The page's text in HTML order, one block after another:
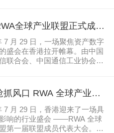
任主持人，会议以"让AI嵌入企
程"为主题，聚焦人工智能在广
场...
员来校作学术报告。机器人学
城市学院、师范学院、生化学
学院师生百余人参加了本次讲
开场，该校姚登峰教授致欢迎
毓睿研究员的到来表示热烈欢
、用户体验与工程范式。面向
校将持续推进跨学院合作与前
学，让学生在真实...
全球产业联盟正式成立
一届联盟成员代表大会
7 月 29 日，一场聚焦资产数字
盛会在香港拉开帷幕。由中国
联合会、中国通信工业协会悉
产业工作委员会、数字经济共
家机构携手发起的香港 RWA
联盟，在这一天正式宣告成
功召开第一届联盟成员代表大
产数字化产业的发展注入了新
抓风口 RWA 全球产业联
成立
7 月 29 日，香港迎来了一场具
响的行业盛会 ——RWA 全球
第一届联盟成员代表大会。在